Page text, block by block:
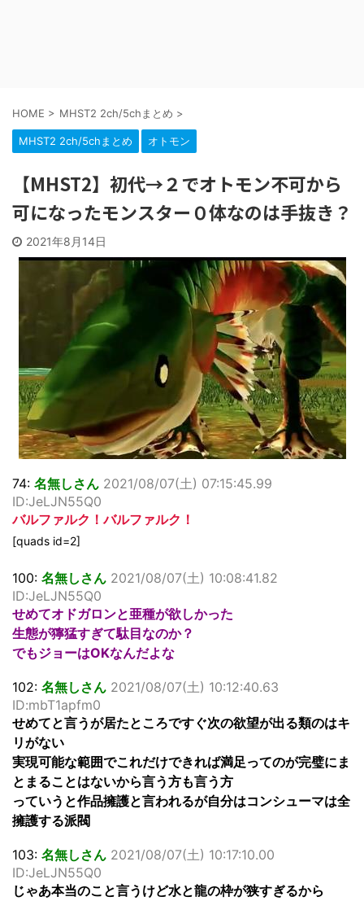
HOME > MHST2 2ch/5chまとめ >
MHST2 2ch/5chまとめ オトモン
【MHST2】初代→２でオトモン不可から
可になったモンスター０体なのは手抜き？
2021年8月14日
74: 名無しさん 2021/08/07(土) 07:15:45.99
ID:JeLJN55Q0
バルファルク！バルファルク！
[quads id=2]
100: 名無しさん 2021/08/07(土) 10:08:41.82
ID:JeLJN55Q0
せめてオドガロンと亜種が欲しかった
生態が獰猛すぎて駄目なのか？
でもジョーはOKなんだよな
102: 名無しさん 2021/08/07(土) 10:12:40.63
ID:mbT1apfm0
せめてと言うが居たところですぐ次の欲望が出る類のはキ
リがない
実現可能な範囲でこれだけできれば満足ってのが完璧にま
とまることはないから言う方も言う方
っていうと作品擁護と言われるが自分はコンシューマは全
擁護する派閥
103: 名無しさん 2021/08/07(土) 10:17:10.00
ID:JeLJN55Q0
じゃあ本当のこと言うけど水と龍の枠が狭すぎるから